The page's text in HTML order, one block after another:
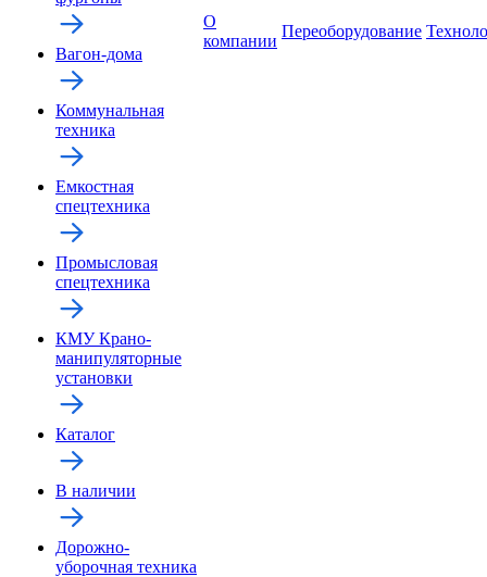
Вагон-дома
Коммунальная
техника
Емкостная
спецтехника
Промысловая
спецтехника
КМУ Крано-
манипуляторные
установки
Каталог
В наличии
Дорожно-
уборочная техника
О
компании
Переоборудование